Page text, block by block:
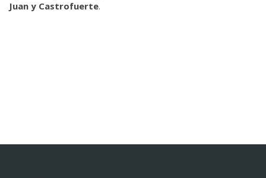
Juan y Castrofuerte.